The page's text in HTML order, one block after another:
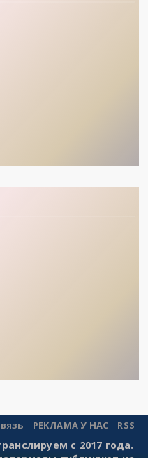
РЕКЛАМА У НАС
RSS
с 2017 года.